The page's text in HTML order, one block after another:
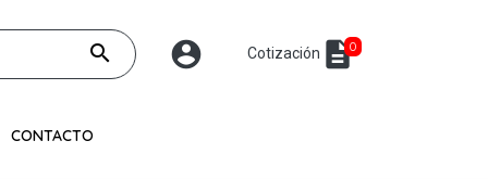
search account_circle Cotización description0
CONTACTO